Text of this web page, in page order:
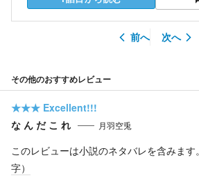
前へ 次へ
その他のおすすめレビュー
★★★ Excellent!!!
な ん だ こ れ
月羽空兎
このレビューは小説のネタバレを含みます。
字）